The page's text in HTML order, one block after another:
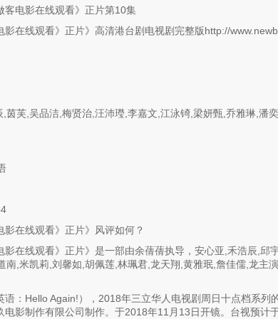
客电影在线观看》正片第10集
影在线观看》正片》高清港台剧电视剧完整版http://
茵芙,吴品洁,梅贤治,汪沛㼆,李嘉文,江泳锜,梁妍甄,乔雅琳,潘
影在线观看》正片》风评如何？
影在线观看》正片》是一部由余蒨蒨执导，安心亚,禾浩辰,
南,米凯莉,刘馨如,胡佩莲,林珮君,龙天翔,黄雅珉,詹佳儒,龙主
Hello Again!），2018年三立华人电视剧周日十点档系列
电影制作有限公司制作。于2018年11月13日开镜。台视预计